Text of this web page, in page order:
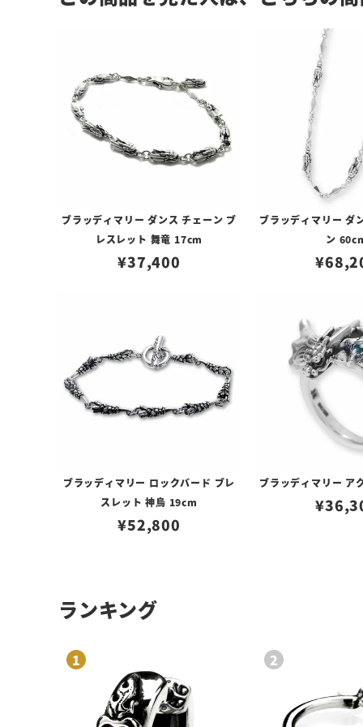
ブラッディマリー ダンス チェーン ブ
レスレット 舞竜 17cm
¥37,400
ブラッディマリー ダ
ン
¥
ブラッディマリー ロックバード ブレ
スレット 神烏 19cm
¥52,800
ブラッディマリー ア
¥
ランキング